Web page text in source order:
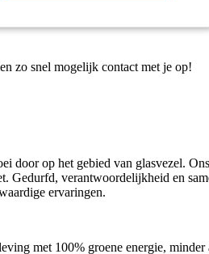
zo snel mogelijk contact met je op!
door op het gebied van glasvezel.
Gedurfd, verantwoordelijkheid en
ervaringen.
met 100% groene energie,